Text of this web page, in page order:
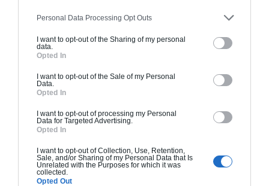
Personal Data Processing Opt Outs
I want to opt-out of the Sharing of my personal
data.
Opted In
I want to opt-out of the Sale of my Personal
Data.
Opted In
I want to opt-out of processing my Personal
Data for Targeted Advertising.
Opted In
I want to opt-out of Collection, Use, Retention,
Sale, and/or Sharing of my Personal Data that Is
Unrelated with the Purposes for which it was
collected.
Opted Out
Je la veux !
Construction BBC
standards. Construction en bloc coffrant isolant
(RT 2020). Finitions haut de gamme. Le prix "clé
en main" inclut le gros oeuvre et le second
oeuvre (cuisine, peinture, sols...), mais exclut